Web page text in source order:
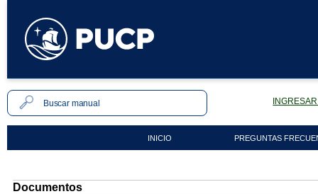
INICIO PREGUNTAS
Documentos